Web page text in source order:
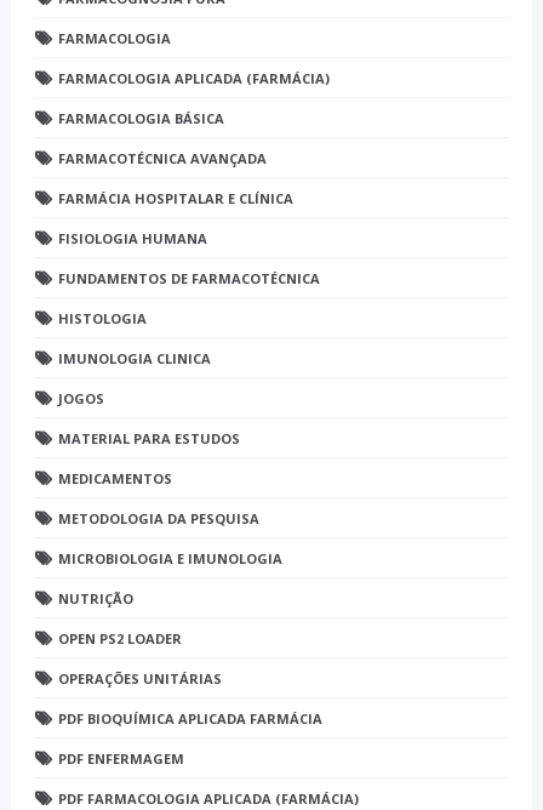
FARMACOLOGIA
FARMACOLOGIA APLICADA (FARMÁCIA)
FARMACOLOGIA BÁSICA
FARMACOTÉCNICA AVANÇADA
FARMÁCIA HOSPITALAR E CLÍNICA
FISIOLOGIA HUMANA
FUNDAMENTOS DE FARMACOTÉCNICA
HISTOLOGIA
IMUNOLOGIA CLINICA
JOGOS
MATERIAL PARA ESTUDOS
MEDICAMENTOS
METODOLOGIA DA PESQUISA
MICROBIOLOGIA E IMUNOLOGIA
NUTRIÇÃO
OPEN PS2 LOADER
OPERAÇÕES UNITÁRIAS
PDF BIOQUÍMICA APLICADA FARMÁCIA
PDF ENFERMAGEM
PDF FARMACOLOGIA APLICADA (FARMÁCIA)